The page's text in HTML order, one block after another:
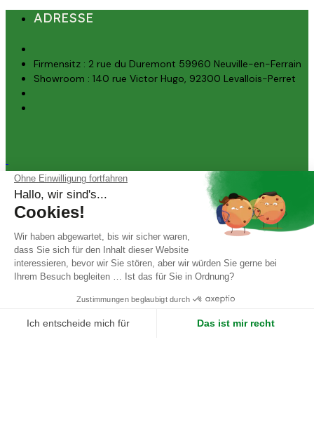
ADRESSE
Firmensitz : 2 rue du Duremont 59960 Neuville-en-Ferrain
Showroom : 140 rue Victor Hugo, 92300 Levallois-Perret